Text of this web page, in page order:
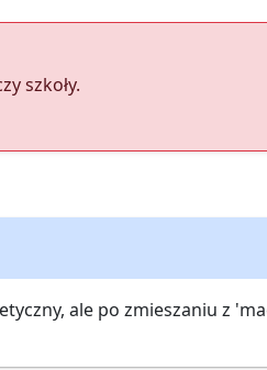
szkoły.
ale po zmieszaniu z